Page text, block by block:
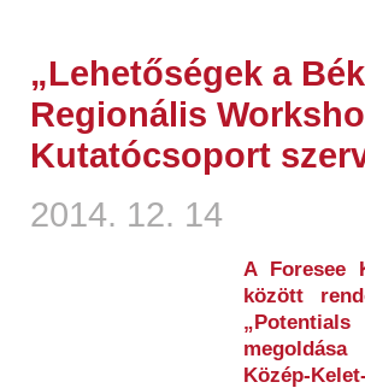
„Lehetőségek a
Regionális
Kutatócsoport
2014. 12. 14
A Foresee
között
Közép-